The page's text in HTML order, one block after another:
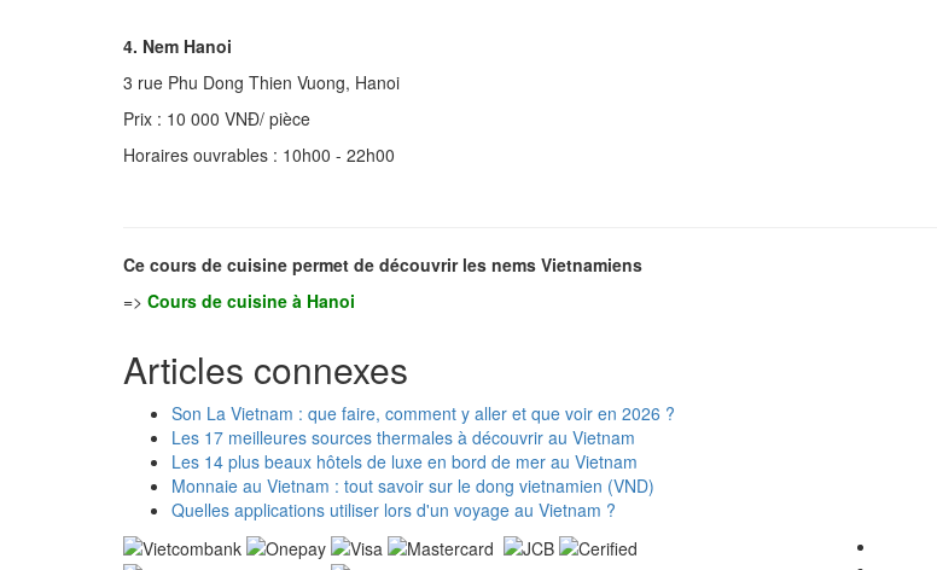
4. Nem Hanoi
3 rue Phu Dong Thien Vuong, Hanoi
Prix : 10 000 VNĐ/ pièce
Horaires ouvrables : 10h00 - 22h00
Ce cours de cuisine permet de découvrir les nems Vietnamiens
=> Cours de cuisine à Hanoi
Articles connexes
Son La Vietnam : que faire, comment y aller et que voir en 2026 ?
Les 17 meilleures sources thermales à découvrir au Vietnam
Les 14 plus beaux hôtels de luxe en bord de mer au Vietnam
Monnaie au Vietnam : tout savoir sur le dong vietnamien (VND)
Quelles applications utiliser lors d'un voyage au Vietnam ?